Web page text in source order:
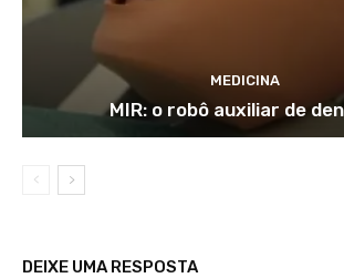
MEDICINA
MIR: o robô auxiliar de
DEIXE UMA RESPOSTA